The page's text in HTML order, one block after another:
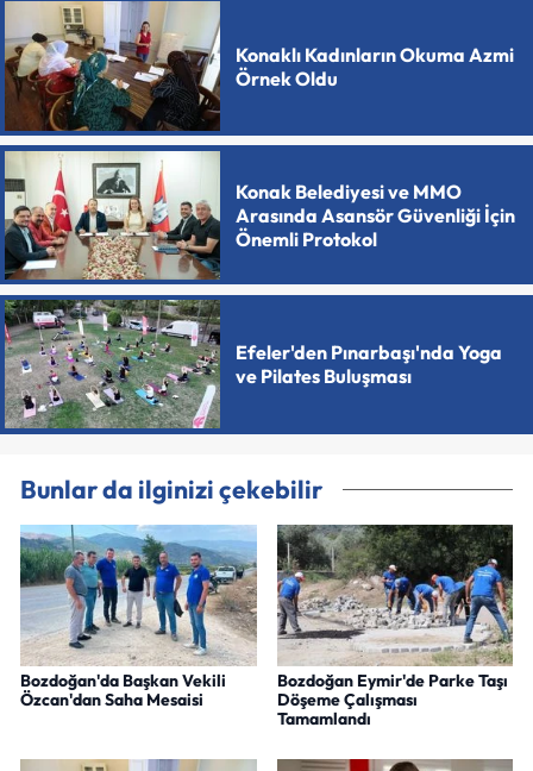
Konaklı Kadınların Okuma Azmi
Örnek Oldu
Konak Belediyesi ve MMO
Arasında Asansör Güvenliği İçin
Önemli Protokol
Efeler'den Pınarbaşı'nda Yoga
ve Pilates Buluşması
Bunlar da ilginizi çekebilir
Bozdoğan'da Başkan Vekili
Özcan'dan Saha Mesaisi
Bozdoğan Eymir'de Parke Taşı
Döşeme Çalışması
Tamamlandı